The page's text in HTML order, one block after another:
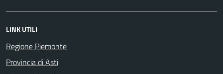
LINK UTILI
Regione Piemonte
Provincia di Asti